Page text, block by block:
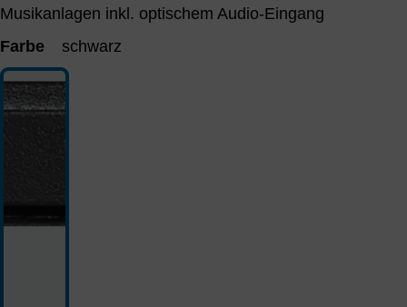
Musikanlagen inkl. optischem Audio-Eingang
Farbe
schwarz